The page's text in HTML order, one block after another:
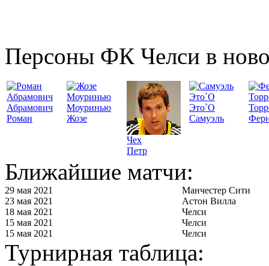
Персоны ФК Челси в
Абрамович
Роман
Моуринью
Жозе
Чех
Петр
Это`О
Самуэль
Ближайшие матчи:
29 мая 2021
Манчестер Сити
23 мая 2021
Астон Вилла
18 мая 2021
Челси
15 мая 2021
Челси
15 мая 2021
Челси
Турнирная таблица: